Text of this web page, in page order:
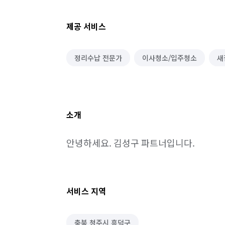
제공 서비스
정리수납 전문가 이사청소/입주청소
소개
안녕하세요. 김성구 파트너입니다.
서비스 지역
충북 청주시 흥덕구